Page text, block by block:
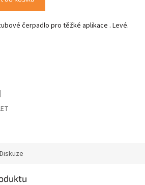
zubové čerpadlo pro těžké aplikace . Levé.
Diskuze